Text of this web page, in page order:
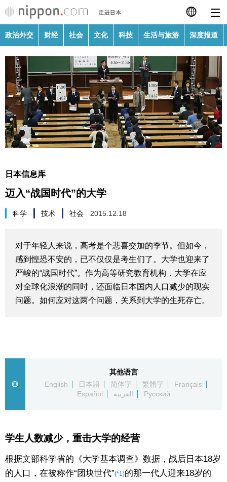
日本語
English
繁體字
Français
Español
政治外交
财经
科技
生活与旅游
深度报道
视觉日本
话题
日本信息库
人物访谈
东京
政治外交 财经 社会 文化 科技 生活与旅游 深度报道
日本信息库
迈入“战国时代”的大学
科学 技术 社会 2015.12.18
对于年轻人来说，高考是个悲喜交加的季节。但如今，
感到惶恐不安的，已不仅仅是考生们了。大学也迎来了
严峻的“战国时代”。作为高等研究教育机构，大学在应
对全球化浪潮的同时，还面临日本国内人口减少的现实
问题。如何应对这两个问题，关系到大学的生死存亡。
其他语言
English
日本語 简体字 繁體字
Français
Español
العربية Русский
学生人数减少，重击大学的经营
根据文部科学省的《大学基本调查》数据，战后日本18岁
的人口，在被称作“团块世代”(*1)的那一代人迎来18岁的